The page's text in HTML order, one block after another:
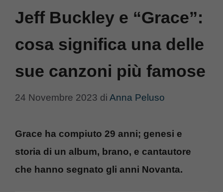
Jeff Buckley e “Grace”:
cosa significa una delle
sue canzoni più famose
24 Novembre 2023 di Anna Peluso
Grace ha compiuto 29 anni; genesi e
storia di un album, brano, e cantautore
che hanno segnato gli anni Novanta.